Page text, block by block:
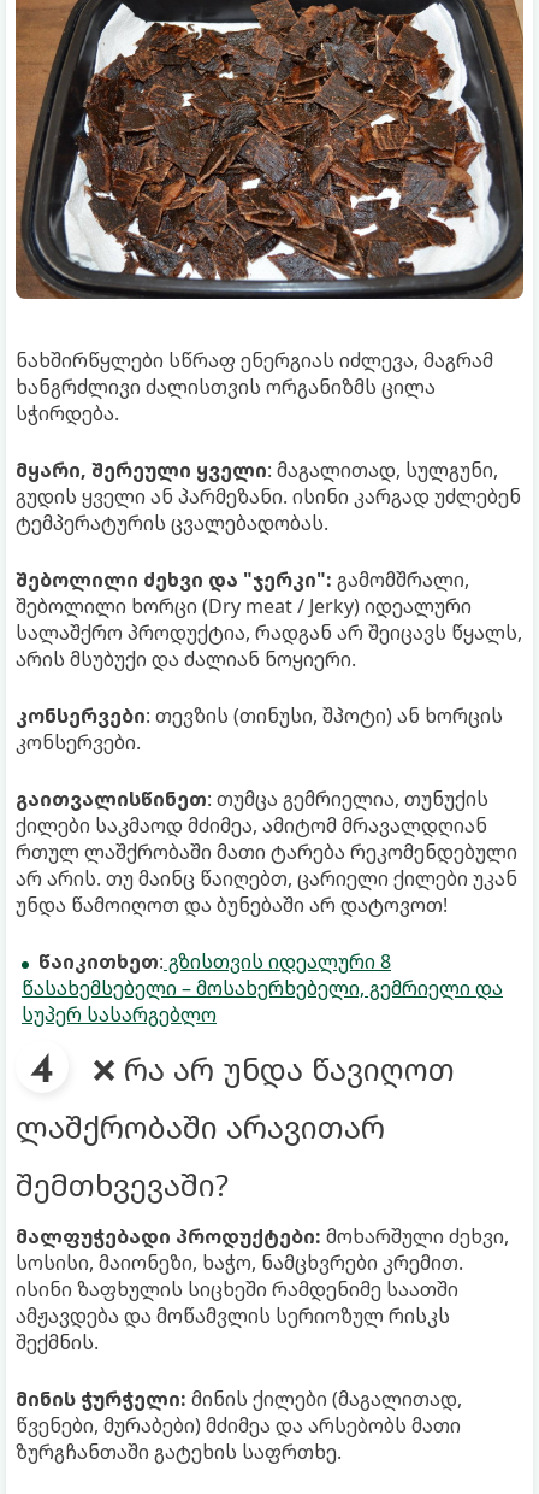
ნახშირწყლები სწრაფ ენერგიას იძლევა, მაგრამ
ხანგრძლივი ძალისთვის ორგანიზმს ცილა
სჭირდება.
მყარი, შერეული ყველი: მაგალითად, სულგუნი,
გუდის ყველი ან პარმეზანი. ისინი კარგად უძლებენ
ტემპერატურის ცვალებადობას.
შებოლილი ძეხვი და "ჯერკი": გამომშრალი,
შებოლილი ხორცი (Dry meat / Jerky) იდეალური
სალაშქრო პროდუქტია, რადგან არ შეიცავს წყალს,
არის მსუბუქი და ძალიან ნოყიერი.
კონსერვები: თევზის (თინუსი, შპოტი) ან ხორცის
კონსერვები.
გაითვალისწინეთ: თუმცა გემრიელია, თუნუქის
ქილები საკმაოდ მძიმეა, ამიტომ მრავალდღიან
რთულ ლაშქრობაში მათი ტარება რეკომენდებული
არ არის. თუ მაინც წაიღებთ, ცარიელი ქილები უკან
უნდა წამოიღოთ და ბუნებაში არ დატოვოთ!
წაიკითხეთ: გზისთვის იდეალური 8
წასახემსებელი – მოსახერხებელი, გემრიელი და
სუპერ სასარგებლო
❌ რა არ უნდა წავიღოთ
ლაშქრობაში არავითარ
შემთხვევაში?
მალფუჭებადი პროდუქტები: მოხარშული ძეხვი,
სოსისი, მაიონეზი, ხაჭო, ნამცხვრები კრემით.
ისინი ზაფხულის სიცხეში რამდენიმე საათში
ამჟავდება და მოწამვლის სერიოზულ რისკს
შექმნის.
მინის ჭურჭელი: მინის ქილები (მაგალითად,
წვენები, მურაბები) მძიმეა და არსებობს მათი
ზურგჩანთაში გატეხის საფრთხე.